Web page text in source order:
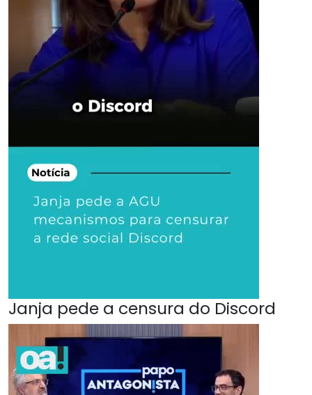
Janja pede a censura do Discord